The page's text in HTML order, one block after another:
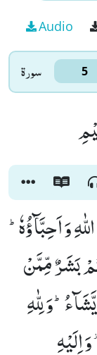
Audio
سورۃ 5
وَ اَحِبَّآؤُهٗؕ-
بَشَرٌ مِّمَّنْ
وَ لِلّٰهِ
اِلَیْهِ